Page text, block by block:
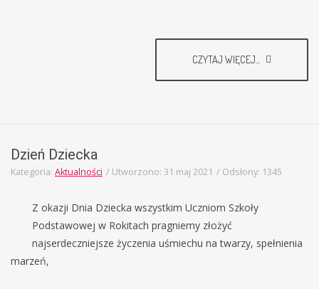
CZYTAJ WIĘCEJ...
Dzień Dziecka
Kategoria: Aktualności Utworzono: 31 maj 2021 Odsłony: 1345
Z okazji Dnia Dziecka wszystkim Uczniom Szkoły
Podstawowej w Rokitach pragniemy złożyć
najserdeczniejsze życzenia uśmiechu na twarzy, spełnienia
marzeń,